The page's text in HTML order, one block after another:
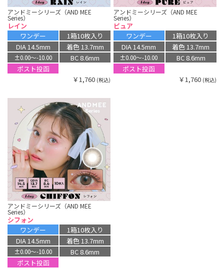
アンドミーシリーズ（AND MEE
Series）
レイン
ワンデー
1箱10枚入り
DIA 14.5mm
着色 13.7mm
±0.00〜-10.00
BC 8.6mm
ポスト投函
￥1,760 (税込)
アンドミーシリーズ（AND MEE
Series）
ピュア
ワンデー
1箱10枚入り
DIA 14.5mm
着色 13.7mm
±0.00〜-10.00
BC 8.6mm
ポスト投函
￥1,760 (税込)
アンドミーシリーズ（AND MEE
Series）
シフォン
ワンデー
1箱10枚入り
DIA 14.5mm
着色 13.7mm
±0.00〜-10.00
BC 8.6mm
ポスト投函